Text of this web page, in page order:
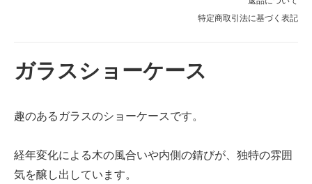
特定商取引法に基づく表記
ガラスショーケース
趣のあるガラスのショーケースです。
経年変化による木の風合いや内側の錆びが、独特の雰囲
気を醸し出しています。